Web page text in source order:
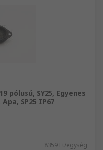
pólusú, SY25, Egyenes
SP25 IP67
8359 Ft/egység